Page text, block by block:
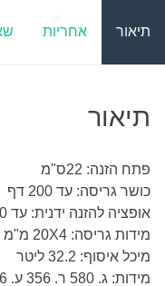
תיאור אחריות
תיאור
פתח הזנה: 22ס"מ
כושר גריסה: עד 200 דף
אופציה להזנה ידנית: עד 10 דף
מידות גריסה: 20X4 מ"מ
מיכל איסוף: 32.2 ליטר
מידות: ג. 580 ר. 356 ע. 466 מ"מ